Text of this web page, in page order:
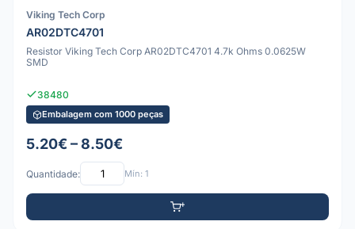
Viking Tech Corp
AR02DTC4701
Resistor Viking Tech Corp AR02DTC4701 4.7k Ohms 0.0625W
SMD
38480
Embalagem com 1000 peças
5.20€ – 8.50€
Quantidade: Mín: 1